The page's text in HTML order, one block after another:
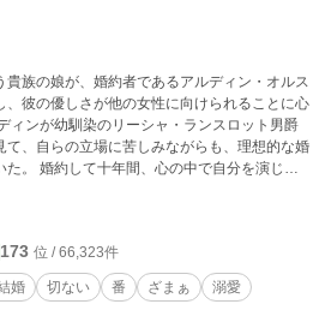
族の娘が、婚約者であるアルディン・オルス
、彼の優しさが他の女性に向けられることに心
、自らの立場に苦しみながらも、理想的な婚
を演じ続
くなっていた。
173 位 / 66,323件
婚 切ない 番 ざまぁ
溺愛